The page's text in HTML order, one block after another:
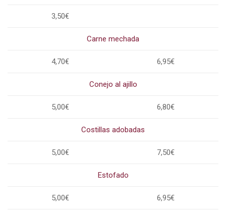
3,50€
Carne mechada
4,70€ 6,95€
Conejo al ajillo
5,00€ 6,80€
Costillas adobadas
5,00€ 7,50€
Estofado
5,00€ 6,95€